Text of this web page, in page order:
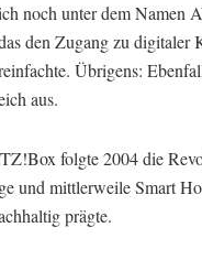
noch unter dem Namen
den Zugang zu
Übrigens:
aus.
folgte 2004 die
und mittlerweile Smart
prägte.